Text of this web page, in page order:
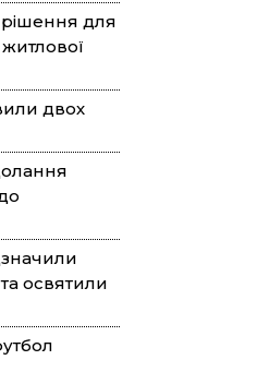
для
двох
освятили